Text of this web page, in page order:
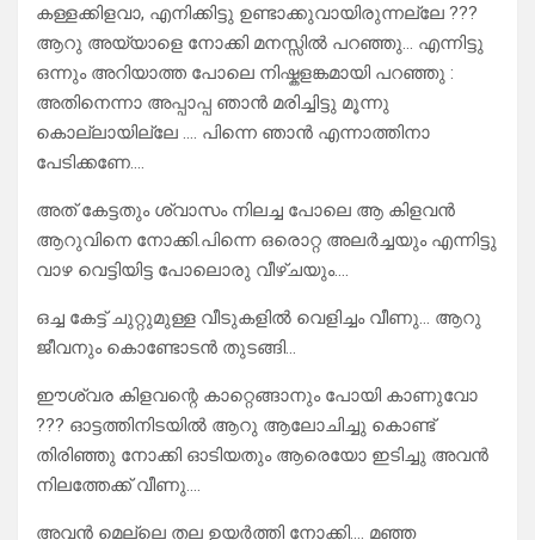
കള്ളക്കിളവാ, എനിക്കിട്ടു ഉണ്ടാക്കുവായിരുന്നല്ലേ ???
ആറു അയ്യാളെ നോക്കി മനസ്സിൽ പറഞ്ഞു… എന്നിട്ടു
ഒന്നും അറിയാത്ത പോലെ നിഷ്കളങ്കമായി പറഞ്ഞു :
അതിനെന്നാ അപ്പാപ്പ ഞാൻ മരിച്ചിട്ടു മൂന്നു
കൊല്ലായില്ലേ …. പിന്നെ ഞാൻ എന്നാത്തിനാ
പേടിക്കണേ….
അത് കേട്ടതും ശ്വാസം നിലച്ച പോലെ ആ കിളവൻ
ആറുവിനെ നോക്കി.പിന്നെ ഒരൊറ്റ അലർച്ചയും എന്നിട്ടു
വാഴ വെട്ടിയിട്ട പോലൊരു വീഴ്ചയും….
ഒച്ച കേട്ട് ചുറ്റുമുള്ള വീടുകളിൽ വെളിച്ചം വീണു… ആറു
ജീവനും കൊണ്ടോടൻ തുടങ്ങി…
ഈശ്വര കിളവന്റെ കാറ്റെങ്ങാനും പോയി കാണുവോ
??? ഓട്ടത്തിനിടയിൽ ആറു ആലോചിച്ചു കൊണ്ട്
തിരിഞ്ഞു നോക്കി ഓടിയതും ആരെയോ ഇടിച്ചു അവൻ
നിലത്തേക്ക് വീണു….
അവൻ മെല്ലെ തല ഉയർത്തി നോക്കി…. മഞ്ഞ